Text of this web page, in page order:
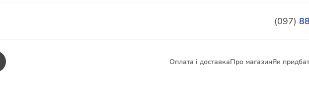
(097)
Оплата і доставкаПро магазинЯк